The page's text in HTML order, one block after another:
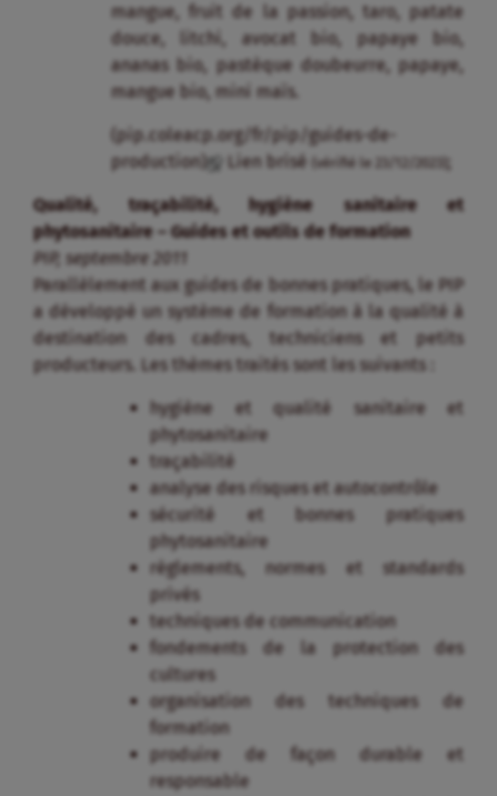
mangue, fruit de la passion, taro, patate
douce, litchi, avocat bio, papaye bio,
ananas bio, pastèque doubeurre, papaye,
mangue bio, mini maïs.
(pip.coleacp.org/fr/pip/guides-de-
production)
Lien brisé (vérifié le 23/12/2023) ;
Qualité, traçabilité, hygiène sanitaire et
phytosanitaire – Guides et outils de formation
PIP, septembre 2011
Parallèlement aux guides de bonnes pratiques, le PIP
a développé un système de formation à la qualité à
destination des cadres, techniciens et petits
producteurs. Les thèmes traités sont les suivants :
hygiène et qualité sanitaire et
phytosanitaire
traçabilité
analyse des risques et autocontrôle
sécurité et bonnes pratiques
phytosanitaire
règlements, normes et standards
privés
techniques de communication
fondements de la protection des
cultures
organisation des techniques de
formation
produire de façon durable et
responsable